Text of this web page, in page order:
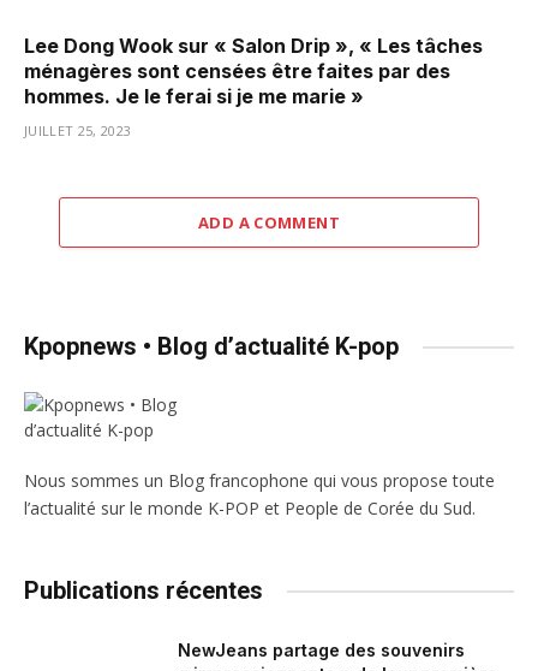
Lee Dong Wook sur « Salon Drip », « Les tâches
ménagères sont censées être faites par des
hommes. Je le ferai si je me marie »
JUILLET 25, 2023
ADD A COMMENT
Kpopnews • Blog d’actualité K-pop
Nous sommes un Blog francophone qui vous propose toute
l’actualité sur le monde K-POP et People de Corée du Sud.
Publications récentes
NewJeans partage des souvenirs